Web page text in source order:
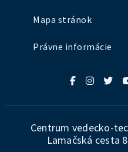
Mapa stránok
Právne informácie
Centrum vedecko-
Lamačská cesta